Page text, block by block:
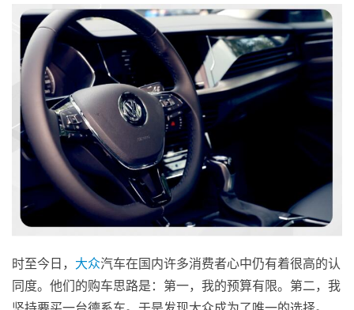
时至今日， 大众汽车在国内许多消费者心中仍有着很高的认
同度。他们的购车思路是：第一，我的预算有限。第二，我